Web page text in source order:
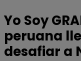
Yo Soy
peruana
desafiar a